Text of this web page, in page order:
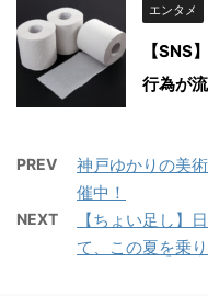
エンタメ
【SNS
行為が
PREV
神戸ゆかりの美
催中！
NEXT
【ちょい足し】
て、この夏を乗